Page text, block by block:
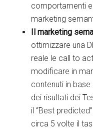
comportamenti
marketing
Il marketing
ottimizzare una
reale le call to
modificare in
contenuti in base
dei risultati dei
il “Best
circa 5 volte il